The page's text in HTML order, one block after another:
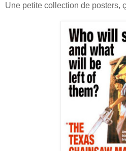
Une petite collection de posters,